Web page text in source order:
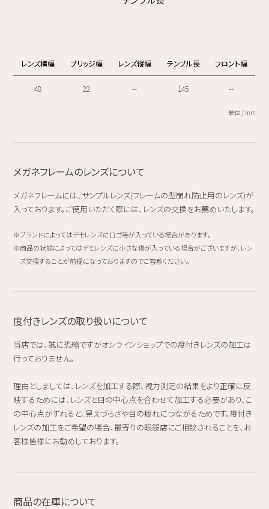
レンズ横幅 ブリッジ幅 レンズ縦幅 テンプル長 フロント幅
48 22 -- 145 --
単位 / mm
メガネフレームのレンズについて
メガネフレームには、サンプルレンズ(フレームの型崩れ防止用のレンズ)が
入っております。ご使用いただく際には、レンズの交換をお薦めいたします。
ブランドによってはデモレンズにロゴ等が入っている場合があります。
商品の状態によってはデモレンズに小さな傷が入っている場合がございますが、レン
ズ交換することが前提になっておりますのでご容赦ください。
度付きレンズの取り扱いについて
当店では、誠に恐縮ですがオンラインショップでの度付きレンズの加工は
行っておりません。
理由としましては、レンズを加工する際、視力測定の結果をより正確に反
映するためには、レンズと目の中心点を合わせて加工する必要があり、こ
の中心点がずれると、見えづらさや目の疲れにつながるためです。度付き
レンズの加工をご希望の場合、最寄りの眼鏡店にご相談されることを、お
客様皆様にお勧めしております。
商品の在庫について